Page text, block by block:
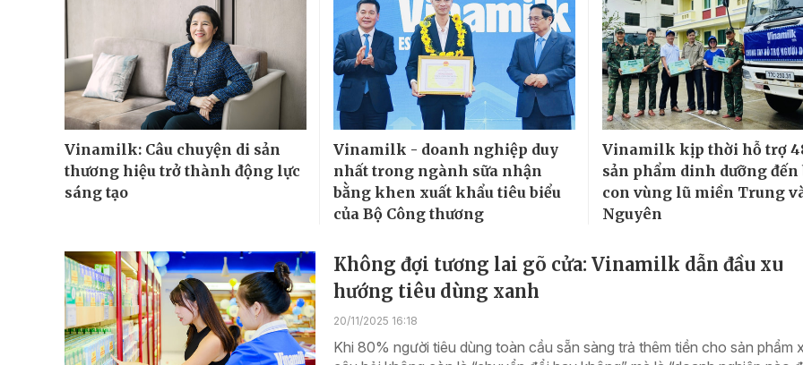
Vinamilk: Câu chuyện di sản
thương hiệu trở thành động lực
sáng tạo
Vinamilk - doanh nghiệp duy
nhất trong ngành sữa nhận
bằng khen xuất khẩu tiêu biểu
của Bộ Công thương
Vinamilk kịp thời hỗ trợ
sản phẩm dinh dưỡng đến
con vùng lũ miền Trung
Nguyên
Không đợi tương lai gõ cửa: Vinamilk dẫn đầu xu
hướng tiêu dùng xanh
20/11/2025 16:18
Khi 80% người tiêu dùng toàn cầu sẵn sàng trả thêm tiền cho sản phẩm